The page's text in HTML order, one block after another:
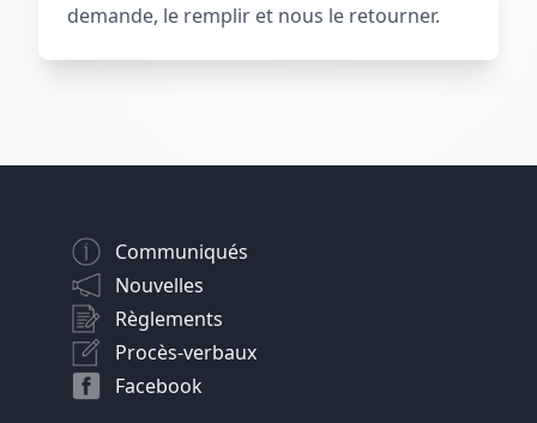
demande, le remplir et nous le retourner.
Communiqués
Nouvelles
Règlements
Procès-verbaux
Facebook